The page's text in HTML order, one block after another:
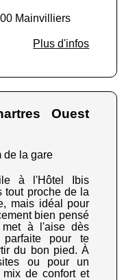
Mainvilliers
Plus d'infos
Ouest
de la gare
à l'Hôtel Ibis
tout proche de la
mais idéal pour
bien pensé
à l'aise dès
parfaite pour te
du bon pied. À
ou pour un
de confort et